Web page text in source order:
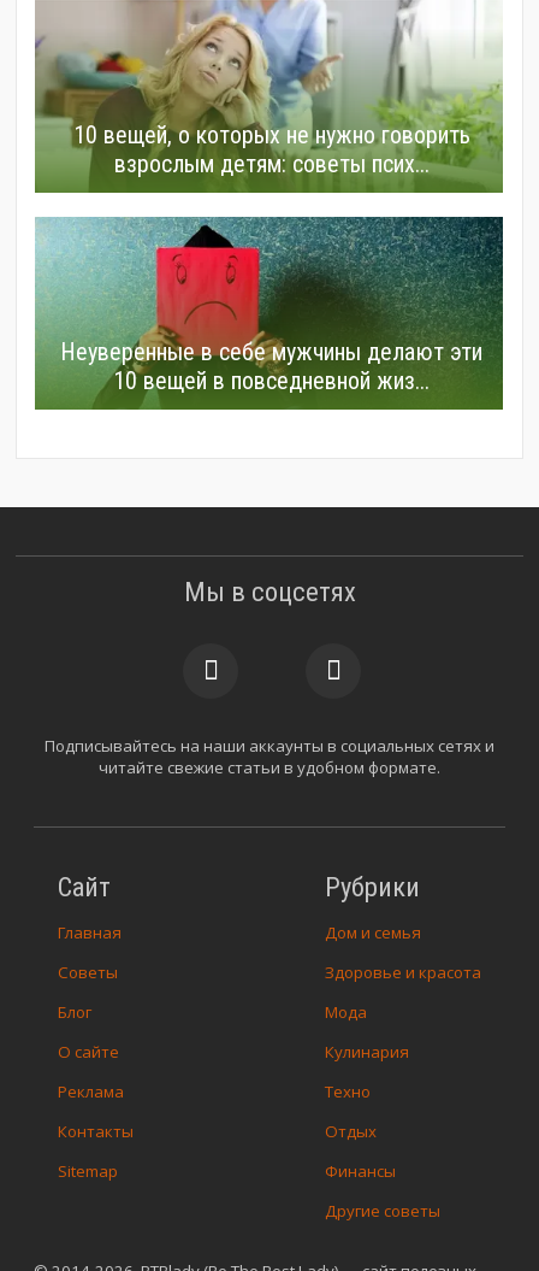
10 вещей, о которых не нужно говорить
взрослым детям: советы псих...
Неуверенные в себе мужчины делают эти
10 вещей в повседневной жиз...
Сайт
Главная
Советы
Блог
О сайте
Реклама
Контакты
Sitemap
Рубрики
Дом и семья
Здоровье и красота
Мода
Кулинария
Техно
Отдых
Финансы
Другие советы
Мы в соцсетях
Подписывайтесь на наши аккаунты в социальных сетях и
читайте свежие статьи в удобном формате.